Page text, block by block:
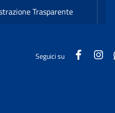
Trasparente
Seguici su